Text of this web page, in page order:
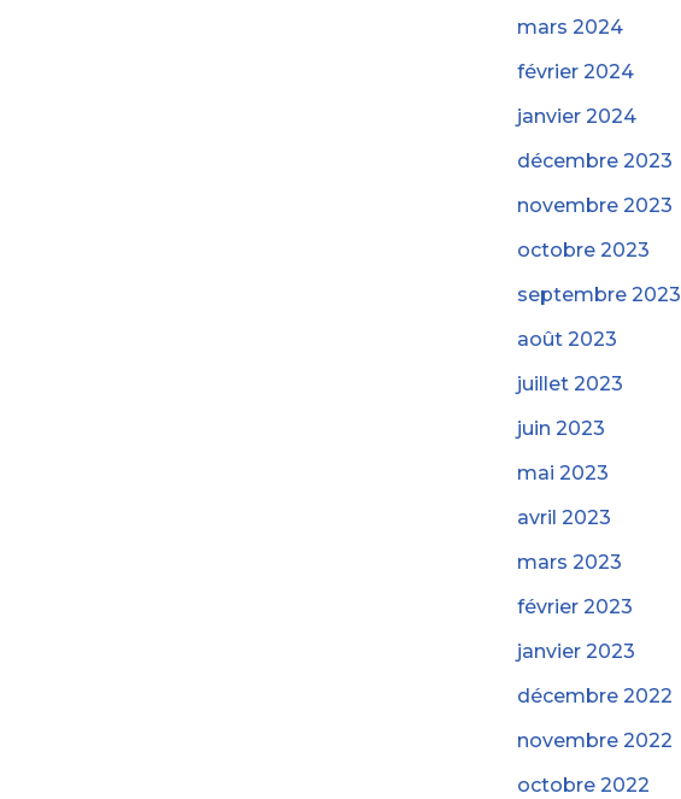
mars 2024
février 2024
janvier 2024
décembre 2023
novembre 2023
octobre 2023
septembre 2023
août 2023
juillet 2023
juin 2023
mai 2023
avril 2023
mars 2023
février 2023
janvier 2023
décembre 2022
novembre 2022
octobre 2022